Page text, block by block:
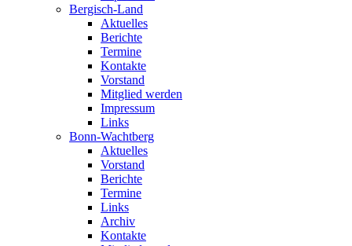
Bergisch-Land
Aktuelles
Berichte
Termine
Kontakte
Vorstand
Mitglied werden
Impressum
Links
Bonn-Wachtberg
Aktuelles
Vorstand
Berichte
Termine
Links
Archiv
Kontakte